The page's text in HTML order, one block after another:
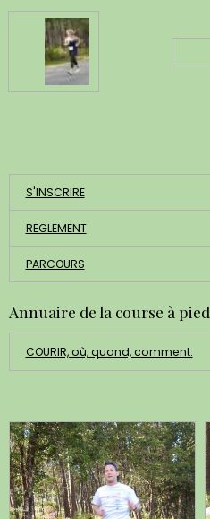
S'INSCRIRE
REGLEMENT
PARCOURS
Annuaire de la course à pied
COURIR, où, quand, comment.